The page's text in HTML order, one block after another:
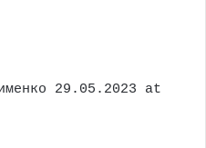
29.05.2023 at